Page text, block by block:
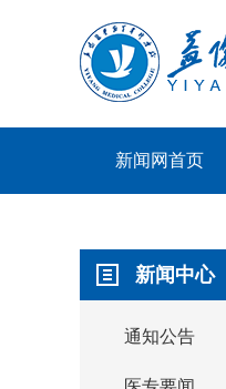
新闻网首页
新闻中心
通知公告